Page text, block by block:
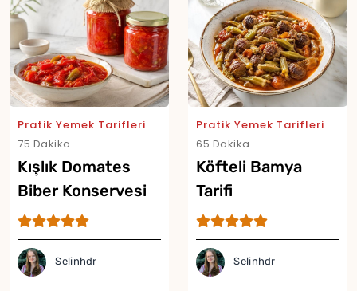
Pratik Yemek Tarifleri
75 Dakika
Kışlık Domates
Biber Konservesi
Tarifi
Selinhdr
Pratik Yemek Tarifleri
65 Dakika
Köfteli Bamya
Tarifi
Selinhdr